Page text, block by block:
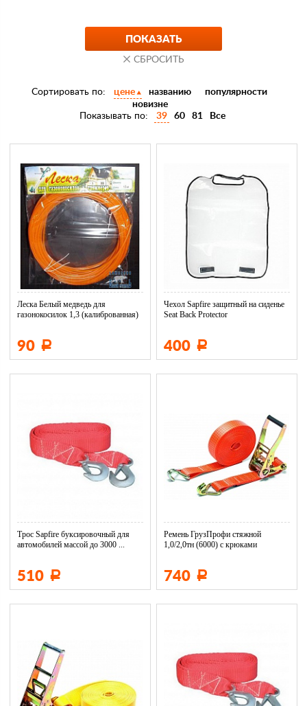
Сортировать по: цене названию
популярности
новизне
Показывать по:
39 60 81 Все
Леска Белый медведь для
газонокосилок 1,3 (калиброванная)
90 Р
Чехол Sapfire защитный на сиденье
Seat Back Protector
400 Р
Трос Sapfire буксировочный для
автомобилей массой до 3000 ...
510 Р
Ремень ГрузПрофи стяжной
1,0/2,0тн (6000) с крюками
740 Р